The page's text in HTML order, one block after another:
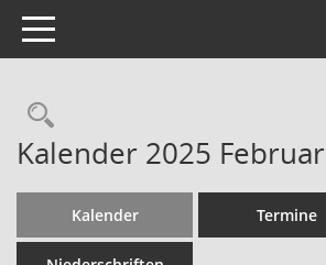
Toggle navigation
Kalender 2025 Februar
Kalender Termine